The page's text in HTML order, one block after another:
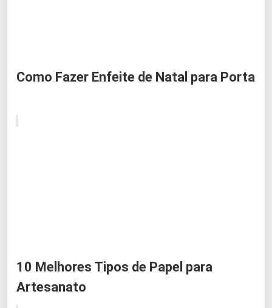
Como Fazer Enfeite de Natal para Porta
10 Melhores Tipos de Papel para
Artesanato